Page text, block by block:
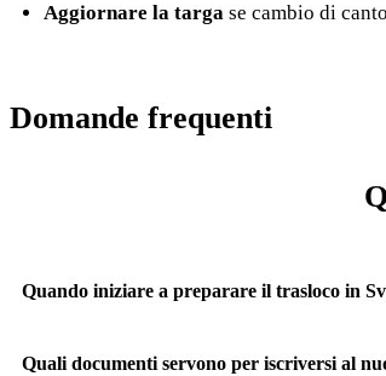
Aggiornare la targa se cambio di
Domande frequenti
Quando iniziare a preparare il trasloco in
Quali documenti servono per iscriversi al